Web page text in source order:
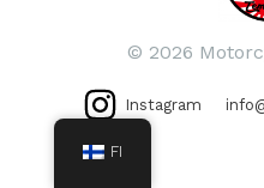
© 2026
Instagram
FI